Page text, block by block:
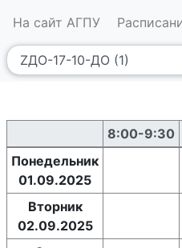
На сайт АГПУ
8:00-9:30
Понедельник
01.09.2025
Вторник
02.09.2025